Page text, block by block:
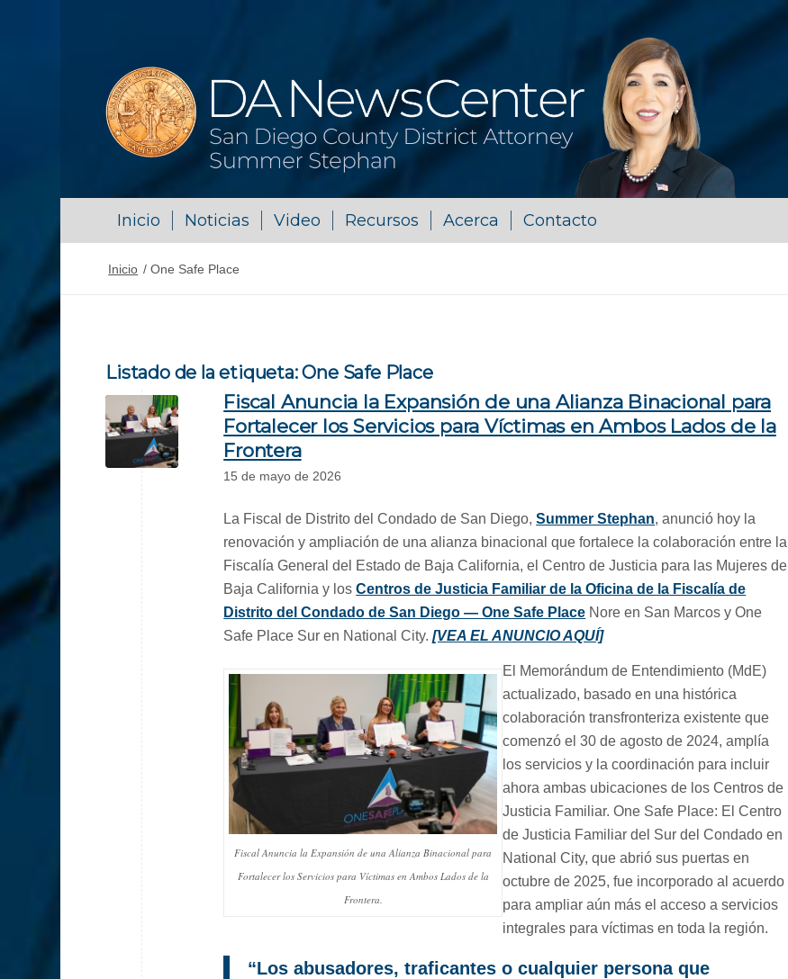
Inicio Noticias Video Recursos Acerca Contacto
Inicio / One Safe Place
Listado de la etiqueta:One Safe Place
Fiscal Anuncia la Expansión de una Alianza Binacional para
Fortalecer los Servicios para Víctimas en Ambos Lados de la
Frontera
15 de mayo de 2026
La Fiscal de Distrito del Condado de San Diego,Summer Stephan, anunció hoy la
renovación y ampliación de una alianza binacional que fortalece la colaboración entre la
Fiscalía General del Estado de Baja California, el Centro de Justicia para las Mujeres de
Baja California y losCentros de Justicia Familiar de la Oficina de la Fiscalía de
Distrito del Condado de San Diego — One Safe Place Nore en San Marcos y One
Safe Place Sur en National City.[VEA EL ANUNCIO AQUÍ]
Fiscal Anuncia la Expansión de una Alianza Binacional para
Fortalecer los Servicios para Víctimas en Ambos Lados de la
Frontera.
El Memorándum de Entendimiento (MdE)
actualizado, basado en una histórica
colaboración transfronteriza existente que
comenzó el 30 de agosto de 2024, amplía
los servicios y la coordinación para incluir
ahora ambas ubicaciones de los Centros de
Justicia Familiar. One Safe Place: El Centro
de Justicia Familiar del Sur del Condado en
National City, que abrió sus puertas en
octubre de 2025, fue incorporado al acuerdo
para ampliar aún más el acceso a servicios
integrales para víctimas en toda la región.
“Los abusadores, traficantes o cualquier persona que